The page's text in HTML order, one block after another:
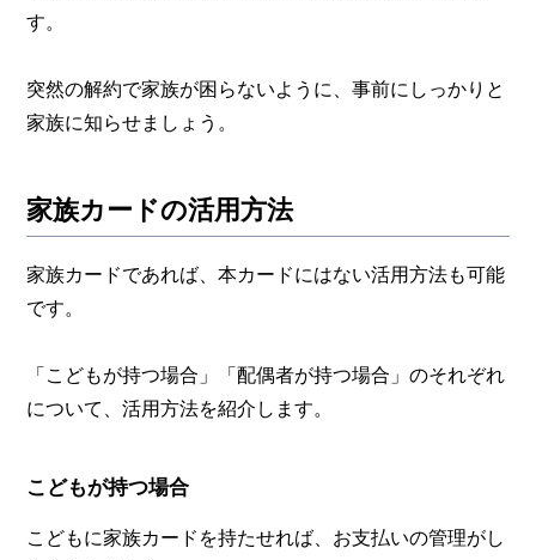
す。
突然の解約で家族が困らないように、事前にしっかりと
家族に知らせましょう。
家族カードの活用方法
家族カードであれば、本カードにはない活用方法も可能
です。
「こどもが持つ場合」「配偶者が持つ場合」のそれぞれ
について、活用方法を紹介します。
こどもが持つ場合
こどもに家族カードを持たせれば、お支払いの管理がし